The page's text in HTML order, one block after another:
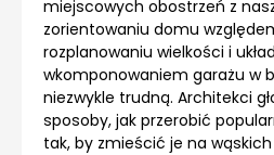
miejscowych obostrzeń z
zorientowaniu domu
rozplanowaniu wielkości i
wkomponowaniem garażu w
niezwykle trudną. Architekci
sposoby, jak przerobić
tak, by zmieścić je na wąskich